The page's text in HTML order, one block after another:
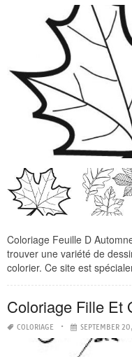
Coloriage Feuille D
trouver une variété de
colorier. Ce site est
Coloriage Fille Et
COLORIAGE SEPTEMBER